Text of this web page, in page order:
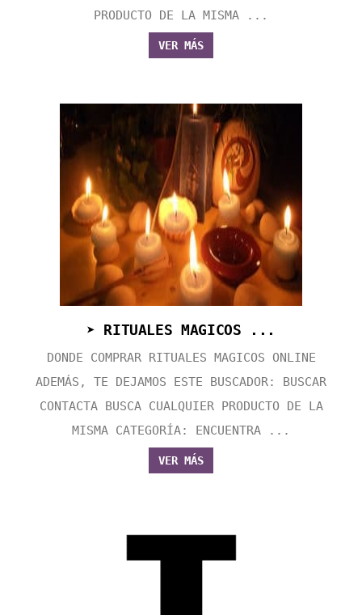
PRODUCTO DE LA MISMA ...
VER MÁS
➤ RITUALES MAGICOS ...
DONDE COMPRAR RITUALES MAGICOS ONLINE
ADEMÁS, TE DEJAMOS ESTE BUSCADOR: BUSCAR
CONTACTA BUSCA CUALQUIER PRODUCTO DE LA
MISMA CATEGORÍA: ENCUENTRA ...
VER MÁS